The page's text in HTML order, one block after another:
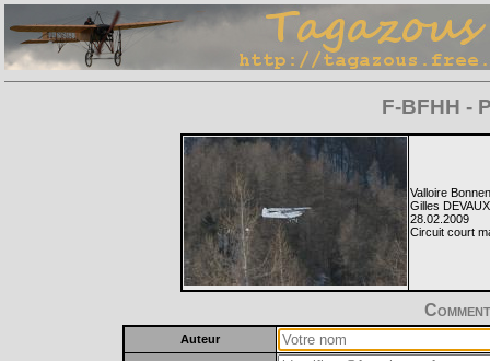
F-BFHH -
Valloire
Gilles DEVAUX
28.02.2009
Circuit court
Auteur